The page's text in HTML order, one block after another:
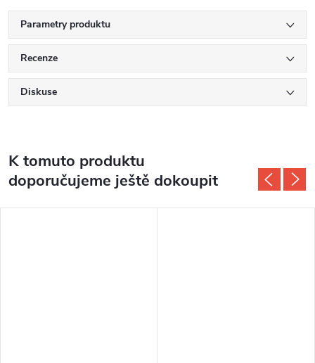
Parametry produktu
Recenze
Diskuse
K tomuto produktu
doporučujeme ještě dokoupit